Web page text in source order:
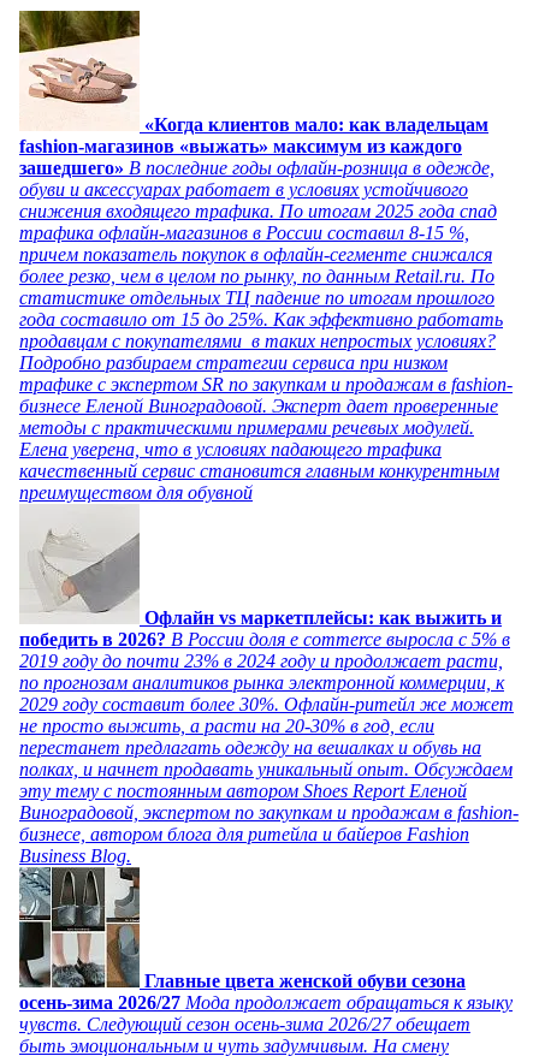
«Когда клиентов мало: как владельцам
fashion-магазинов «выжать» максимум из каждого
зашедшего» В последние годы офлайн-розница в одежде,
обуви и аксессуарах работает в условиях устойчивого
снижения входящего трафика. По итогам 2025 года спад
трафика офлайн-магазинов в России составил 8-15 %,
причем показатель покупок в офлайн-сегменте снижался
более резко, чем в целом по рынку, по данным Retail.ru. По
статистике отдельных ТЦ падение по итогам прошлого
года составило от 15 до 25%. Как эффективно работать
продавцам с покупателями в таких непростых условиях?
Подробно разбираем стратегии сервиса при низком
трафике с экспертом SR по закупкам и продажам в fashion-
бизнесе Еленой Виноградовой. Эксперт дает проверенные
методы с практическими примерами речевых модулей.
Елена уверена, что в условиях падающего трафика
качественный сервис становится главным конкурентным
преимуществом для обувной
Офлайн vs маркетплейсы: как выжить и
победить в 2026? В России доля e commerce выросла с 5% в
2019 году до почти 23% в 2024 году и продолжает расти,
по прогнозам аналитиков рынка электронной коммерции, к
2029 году составит более 30%. Офлайн-ритейл же может
не просто выжить, а расти на 20-30% в год, если
перестанет предлагать одежду на вешалках и обувь на
полках, и начнет продавать уникальный опыт. Обсуждаем
эту тему с постоянным автором Shoes Report Еленой
Виноградовой, экспертом по закупкам и продажам в fashion-
бизнесе, автором блога для ритейла и байеров Fashion
Business Blog.
Главные цвета женской обуви сезона
осень-зима 2026/27 Мода продолжает обращаться к языку
чувств. Следующий сезон осень-зима 2026/27 обещает
быть эмоциональным и чуть задумчивым. На смену